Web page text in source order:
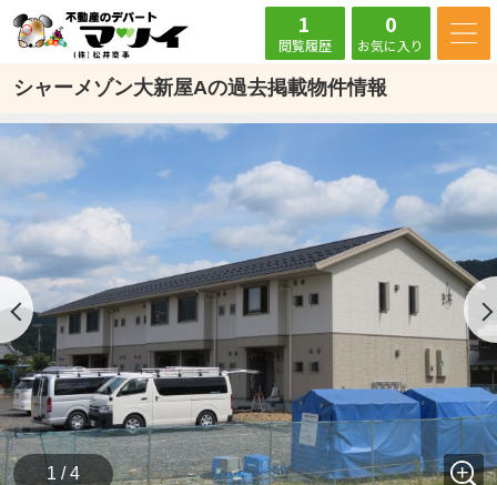
1
閲覧履歴
0
お気に入り
シャーメゾン大新屋Aの過去掲載物件情報
1 / 4